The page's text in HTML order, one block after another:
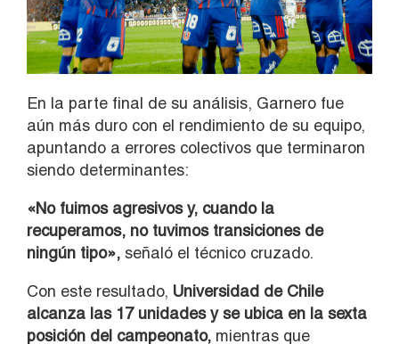
En la parte final de su análisis, Garnero fue
aún más duro con el rendimiento de su equipo,
apuntando a errores colectivos que terminaron
siendo determinantes:
«No fuimos agresivos y, cuando la
recuperamos, no tuvimos transiciones de
ningún tipo», señaló el técnico cruzado.
Con este resultado, Universidad de Chile
alcanza las 17 unidades y se ubica en la sexta
posición del campeonato, mientras que